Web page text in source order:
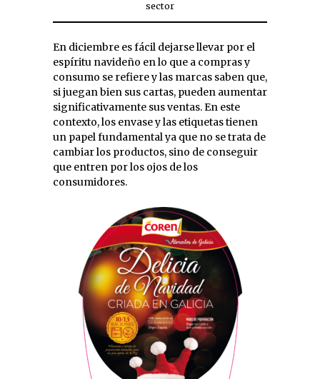
sector
En diciembre es fácil dejarse llevar por el
espíritu navideño en lo que a compras y
consumo se refiere y las marcas saben que,
si juegan bien sus cartas, pueden aumentar
significativamente sus ventas. En este
contexto, los envase y las etiquetas tienen
un papel fundamental ya que no se trata de
cambiar los productos, sino de conseguir
que entren por los ojos de los
consumidores.